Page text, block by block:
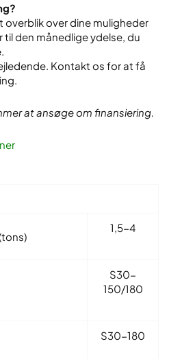
overblik over dine muligheder
den månedlige ydelse, du
Kontakt os for at få
at ansøge om finansiering.
1,5-4
S30-
150/180
S30-180